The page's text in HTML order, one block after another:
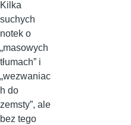
Kilka
suchych
notek o
„masowych
tłumach” i
„wezwaniac
h do
zemsty”, ale
bez tego